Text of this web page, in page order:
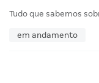
Tudo que sabemos
em andamento